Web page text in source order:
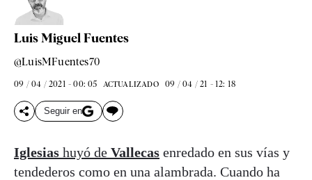
Luis Miguel Fuentes
@LuisMFuentes70
09 / 04 / 2021 - 00: 05 ACTUALIZADO 09 / 04 / 21 - 12: 18
Seguir en
Iglesias huyó de Vallecas enredado en sus vías y
tendederos como en una alambrada. Cuando ha